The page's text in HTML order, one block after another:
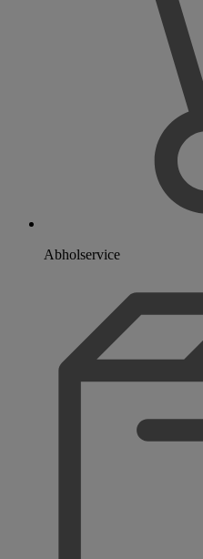
Abholservice